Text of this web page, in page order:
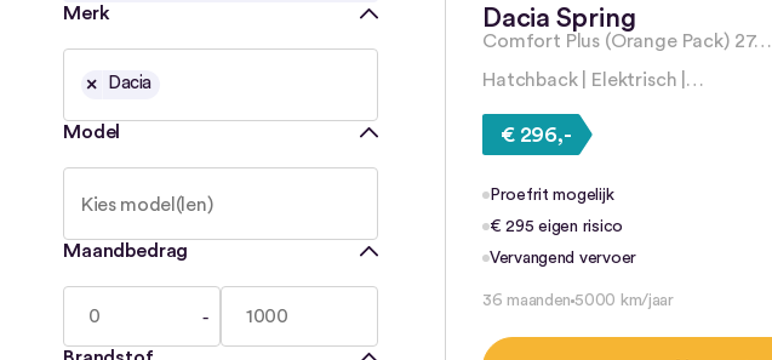
Merk
× Dacia
Model
Maandbedrag
Dacia Spring
Comfort Plus (Orange Pack) 27…
Hatchback | Elektrisch |…
€ 296,-
Proefrit mogelijk
€ 295 eigen risico
Vervangend vervoer
36 maanden 5000 km/jaar